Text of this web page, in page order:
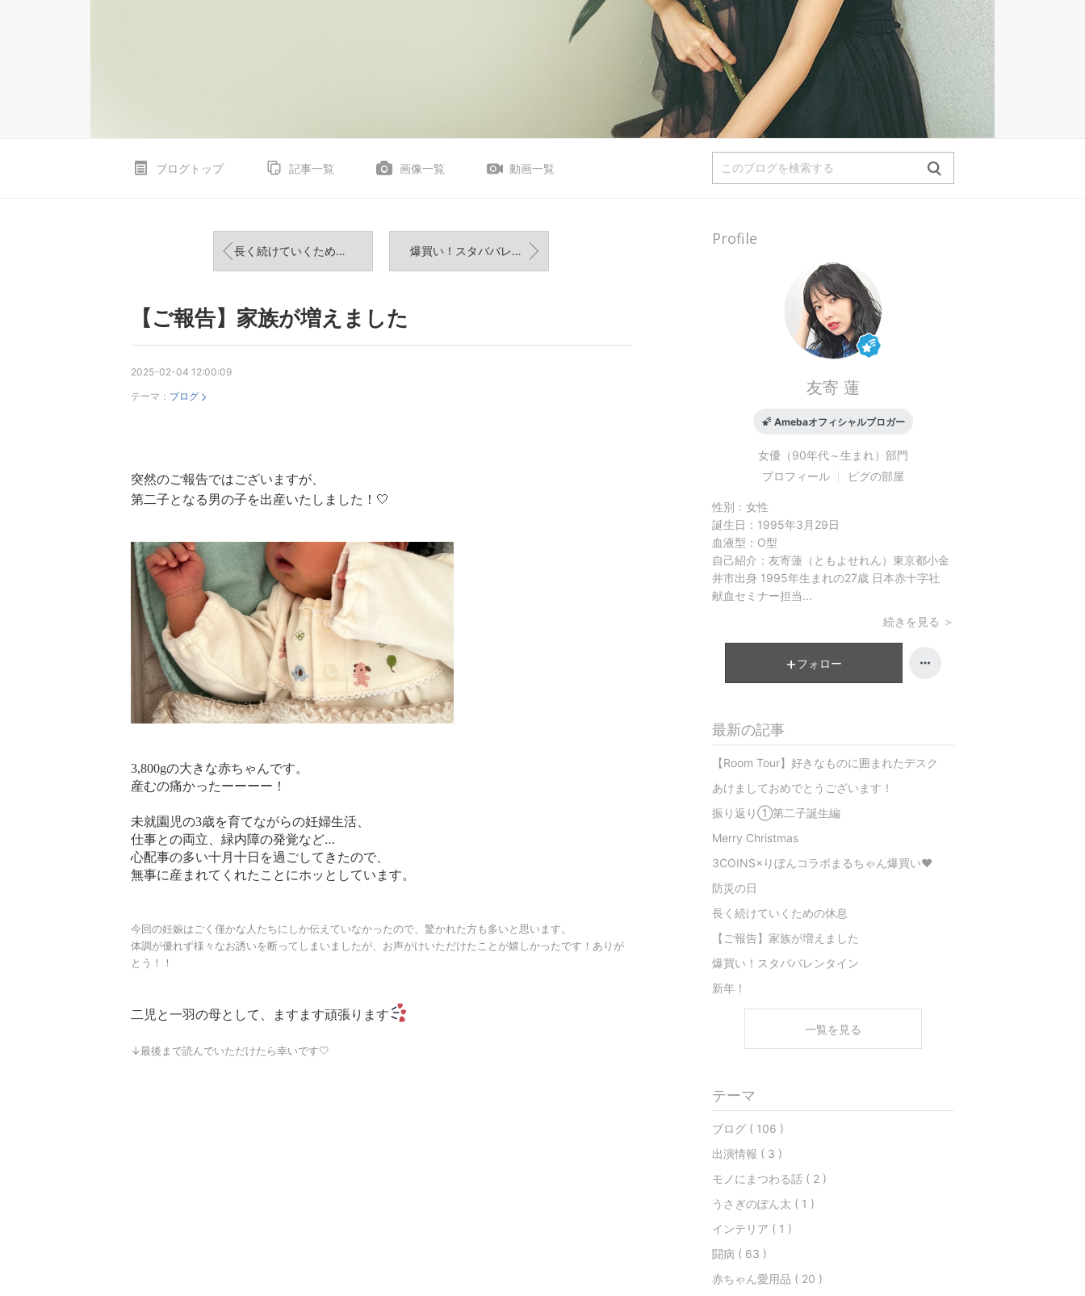
ブログトップ 記事一覧 画像一覧 動画一覧
長く続けていくための休息 爆買い！スタババレンタイン
【ご報告】家族が増えました
2025-02-04 12:00:09
テーマ： ブログ
突然のご報告ではございますが、
第二子となる男の子を出産いたしました！🤍
3,800gの大きな赤ちゃんです。
産むの痛かったーーーー！
未就園児の3歳を育てながらの妊婦生活、
仕事との両立、緑内障の発覚など…
心配事の多い十月十日を過ごしてきたので、
無事に産まれてくれたことにホッとしています。
今回の妊娠はごく僅かな人たちにしか伝えていなかったので、驚かれた方も多いと思います。
体調が優れず様々なお誘いを断ってしまいましたが、お声がけいただけたことが嬉しかったです！ ありが
とう！！
二児と一羽の母として、ますます頑張ります
↓最後まで読んでいただけたら幸いです🤍
Profile
友寄 蓮
Amebaオフィシャルブロガー
女優（90年代～生まれ） 部門
プロフィール
ピグの部屋
性別： 女性
誕生日： 1995年3月29日
血液型： O型
自己紹介： 友寄蓮（ともよせれん）東京都小金
井市出身 1995年生まれの27歳 日本赤十字社
献血セミナー担当...
続きを見る ＞
フォロー
最新の記事
【Room Tour】好きなものに囲まれたデスク
あけましておめでとうございます！
振り返り①第二子誕生編
Merry Christmas
3COINS×りぼんコラボまるちゃん爆買い❤️
防災の日
長く続けていくための休息
【ご報告】家族が増えました
爆買い！スタババレンタイン
新年！
一覧を見る
テーマ
ブログ ( 106 )
出演情報 ( 3 )
モノにまつわる話 ( 2 )
うさぎのぽん太 ( 1 )
インテリア ( 1 )
闘病 ( 63 )
赤ちゃん愛用品 ( 20 )